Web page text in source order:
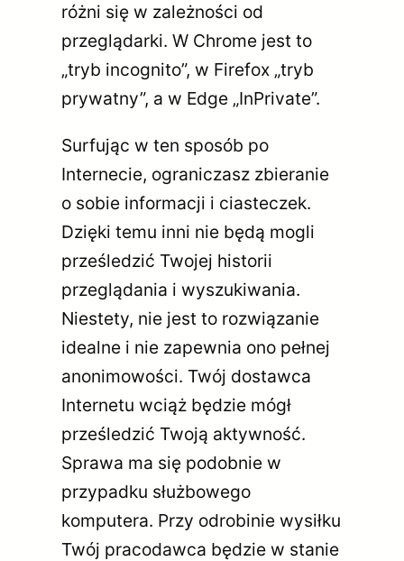
różni się w zależności od
przeglądarki. W Chrome jest to
„tryb incognito”, w Firefox „tryb
prywatny”, a w Edge „InPrivate”.
Surfując w ten sposób po
Internecie, ograniczasz zbieranie
o sobie informacji i ciasteczek.
Dzięki temu inni nie będą mogli
prześledzić Twojej historii
przeglądania i wyszukiwania.
Niestety, nie jest to rozwiązanie
idealne i nie zapewnia ono pełnej
anonimowości. Twój dostawca
Internetu wciąż będzie mógł
prześledzić Twoją aktywność.
Sprawa ma się podobnie w
przypadku służbowego
komputera. Przy odrobinie wysiłku
Twój pracodawca będzie w stanie